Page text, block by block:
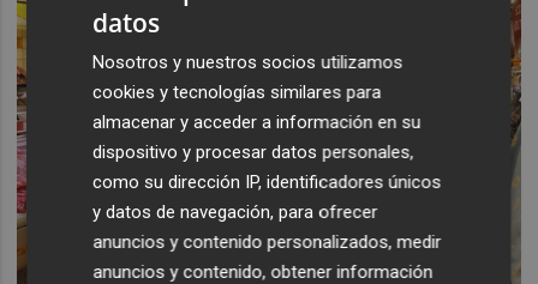
datos
Nosotros y nuestros socios utilizamos
cookies y tecnologías similares para
almacenar y acceder a información en su
dispositivo y procesar datos personales,
como su dirección IP, identificadores únicos
y datos de navegación, para ofrecer
anuncios y contenido personalizados, medir
anuncios y contenido, obtener información